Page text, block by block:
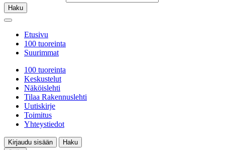
Haku
Etusivu
100 tuoreinta
Suurimmat
100 tuoreinta
Keskustelut
Näköislehti
Tilaa Rakennuslehti
Uutiskirje
Toimitus
Yhteystiedot
Kirjaudu sisään
Haku